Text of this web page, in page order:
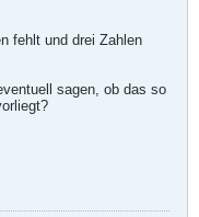
fehlt und drei Zahlen
sagen, ob das so